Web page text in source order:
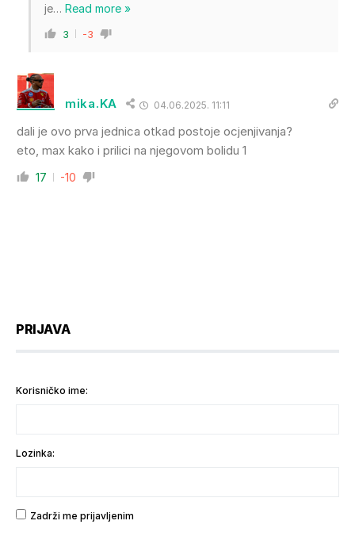
je… Read more »
3 -3
mika.KA 04.06.2025. 11:11
dali je ovo prva jednica otkad postoje ocjenjivanja?
eto, max kako i prilici na njegovom bolidu 1
17 -10
PRIJAVA
Korisničko ime:
Lozinka:
Zadrži me prijavljenim